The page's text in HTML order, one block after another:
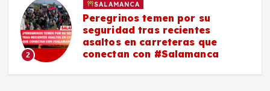
3
POLICIACA
Asesinan a un hombre en
vulcanizadora de Los Sauces,
#Salamanca